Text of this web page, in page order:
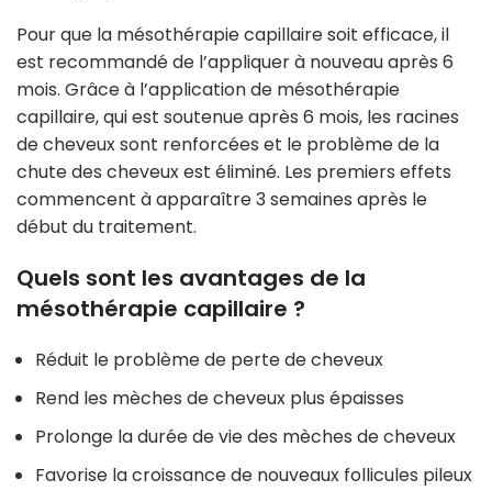
Pour que la mésothérapie capillaire soit efficace, il
est recommandé de l’appliquer à nouveau après 6
mois. Grâce à l’application de mésothérapie
capillaire, qui est soutenue après 6 mois, les racines
de cheveux sont renforcées et le problème de la
chute des cheveux est éliminé. Les premiers effets
commencent à apparaître 3 semaines après le
début du traitement.
Quels sont les avantages de la
mésothérapie capillaire ?
Réduit le problème de perte de cheveux
Rend les mèches de cheveux plus épaisses
Prolonge la durée de vie des mèches de cheveux
Favorise la croissance de nouveaux follicules pileux